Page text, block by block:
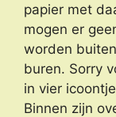
papier met
mogen er
worden
buren. Sorry
in vier
Binnen zijn